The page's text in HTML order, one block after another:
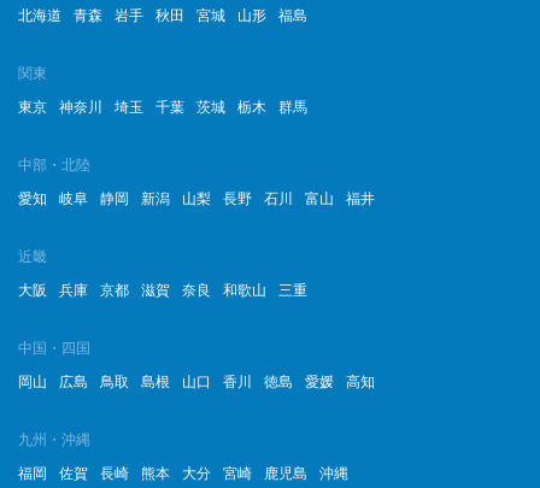
北海道
青森 岩手 秋田 宮城 山形 福島
関東
東京
神奈川 埼玉 千葉 茨城 栃木 群馬
中部・北陸
愛知
岐阜 静岡 新潟 山梨 長野 石川 富山 福井
近畿
大阪
兵庫 京都 滋賀 奈良 和歌山 三重
中国・四国
岡山
広島 鳥取 島根 山口 香川 徳島 愛媛 高知
九州・沖縄
福岡
佐賀 長崎 熊本 大分 宮崎 鹿児島 沖縄